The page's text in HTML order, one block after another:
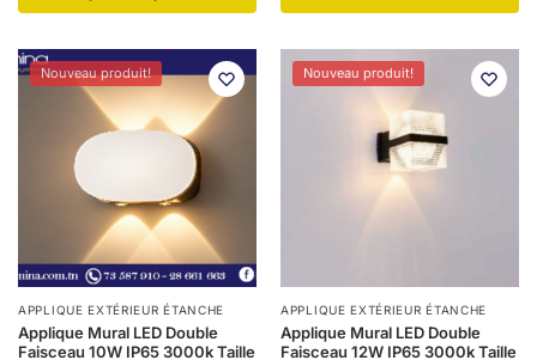
Nouveau produit!
APPLIQUE EXTÉRIEUR ÉTANCHE
Applique Mural LED Double
Faisceau 10W IP65 3000k Taille
Nouveau produit!
APPLIQUE EXTÉRIEUR ÉTANCHE
Applique Mural LED Double
Faisceau 12W IP65 3000k Taille